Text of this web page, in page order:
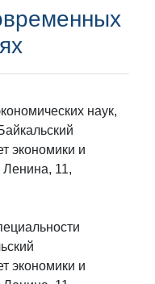
наук,
экономики и
Ленина, 11,
экономики и